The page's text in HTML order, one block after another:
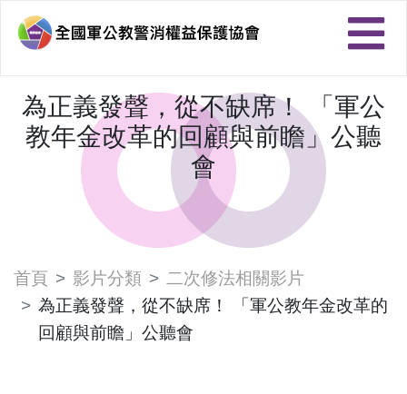
為正義發聲，從不缺席！ 「軍公
教年金改革的回顧與前瞻」公聽
會
首頁 影片分類
二次修法相關影片
為正義發聲，從不缺席！ 「軍公教年金改革的
回顧與前瞻」公聽會